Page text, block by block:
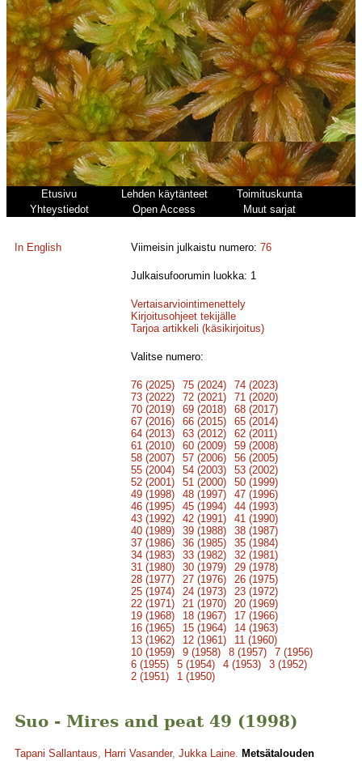
Etusivu Lehden käytänteet
Toimituskunta
Yhteystiedot
Open Access Muut sarjat
In English Viimeisin julkaistu numero:76
Julkaisufoorumin luokka: 1
Vertaisarviointimenettely
Kirjoitusohjeet tekijälle
Tarjoa artikkeli (käsikirjoitus)
Valitse numero:
76 (2025) 75 (2024)
74 (2023)
73 (2022)
72 (2021)
71 (2020)
70 (2019)
69 (2018)
68 (2017)
67 (2016)
66 (2015)
65 (2014)
64 (2013)
63 (2012)
62 (2011)
61 (2010)
60 (2009)
59 (2008)
58 (2007)
57 (2006)
56 (2005)
55 (2004)
54 (2003)
53 (2002)
52 (2001)
51 (2000)
50 (1999)
49 (1998)
48 (1997)
47 (1996)
46 (1995)
45 (1994)
44 (1993)
43 (1992)
42 (1991)
41 (1990)
40 (1989)
39 (1988)
38 (1987)
37 (1986)
36 (1985)
35 (1984)
34 (1983)
33 (1982)
32 (1981)
31 (1980)
30 (1979)
29 (1978)
28 (1977)
27 (1976)
26 (1975)
25 (1974)
24 (1973)
23 (1972)
22 (1971)
21 (1970)
20 (1969)
19 (1968)
18 (1967)
17 (1966)
16 (1965)
15 (1964)
14 (1963)
13 (1962)
12 (1961)
11 (1960)
10 (1959)
9 (1958) 8 (1957)
7 (1956)
6 (1955)
5 (1954) 4 (1953)
3 (1952)
2 (1951)
1 (1950)
Suo - Mires and peat 49 (1998)
Tapani Sallantaus, Harri Vasander, Jukka Laine. Metsätalouden